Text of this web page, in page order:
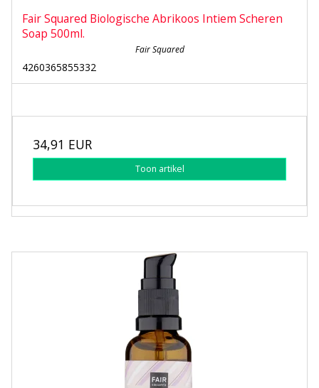
Fair Squared Biologische Abrikoos Intiem Scheren
Soap 500ml.
Fair Squared
4260365855332
34,91 EUR
Toon artikel